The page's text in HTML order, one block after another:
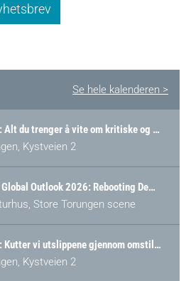
Se hele kalenderen >
Arendalsuka: Alt du trenger å vite om kritiske og strategiske verdikjeder i Norge
Kystveien 2
Arendalsuka Global Outlook 2026: Rebooting Democracy for a New World Order
Store Torungen scene
Arendalsuka: Kutter vi utslippene gjennom omstilling – eller tap av industri?
Kystveien 2